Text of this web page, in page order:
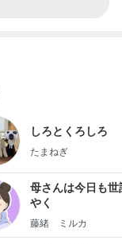
しろとくろしろ
たまねぎ
母さんは今日も世
やく
藤緒 ミルカ